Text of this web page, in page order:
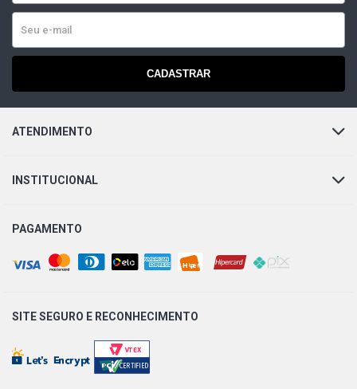
CADASTRAR
ATENDIMENTO
INSTITUCIONAL
PAGAMENTO
SITE SEGURO E RECONHECIMENTO